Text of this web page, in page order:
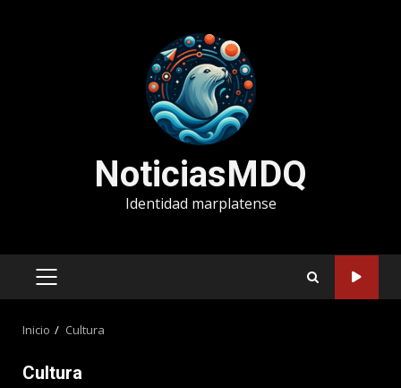
NoticiasMDQ
Identidad marplatense
MENÚ
Inicio Cultura
Cultura